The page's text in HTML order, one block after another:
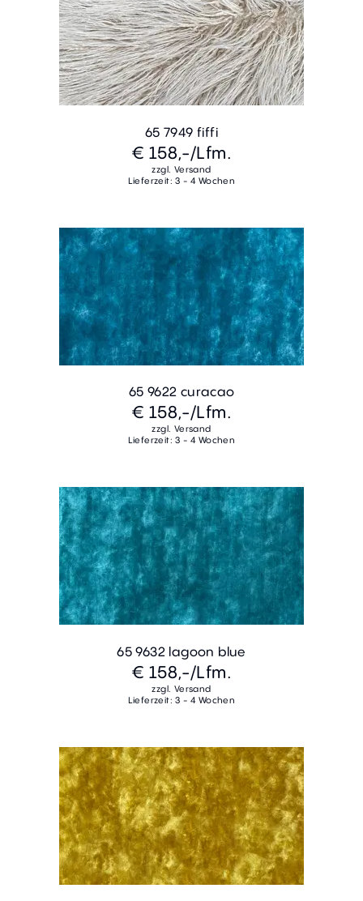
65 7949 fiffi
€ 158,-/Lfm.
zzgl. Versand
Lieferzeit: 3 - 4 Wochen
65 9622 curacao
€ 158,-/Lfm.
zzgl. Versand
Lieferzeit: 3 - 4 Wochen
65 9632 lagoon blue
€ 158,-/Lfm.
zzgl. Versand
Lieferzeit: 3 - 4 Wochen